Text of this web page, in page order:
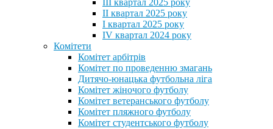
III квартал 2025 року
II квартал 2025 року
I квартал 2025 року
IV квартал 2024 року
Комітети
Комітет арбітрів
Комітет по проведенню змагань
Дитячо-юнацька футбольна ліга
Комітет жіночого футболу
Комітет ветеранського футболу
Комітет пляжного футболу
Комітет студентського футболу